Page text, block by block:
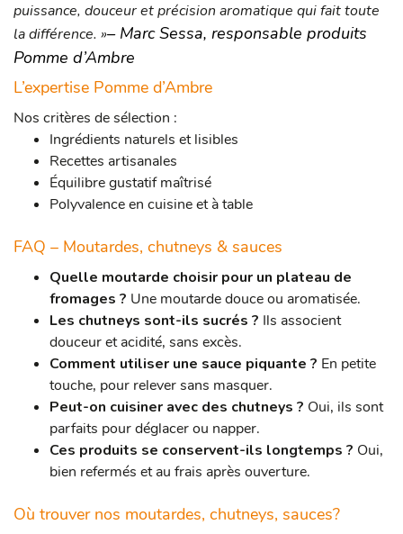
puissance, douceur et précision aromatique qui fait toute
la différence. »– Marc Sessa, responsable produits
Pomme d’Ambre
L’expertise Pomme d’Ambre
Nos critères de sélection :
Ingrédients naturels et lisibles
Recettes artisanales
Équilibre gustatif maîtrisé
Polyvalence en cuisine et à table
FAQ – Moutardes, chutneys & sauces
Quelle moutarde choisir pour un plateau de
fromages ? Une moutarde douce ou aromatisée.
Les chutneys sont-ils sucrés ? Ils associent
douceur et acidité, sans excès.
Comment utiliser une sauce piquante ? En petite
touche, pour relever sans masquer.
Peut-on cuisiner avec des chutneys ? Oui, ils sont
parfaits pour déglacer ou napper.
Ces produits se conservent-ils longtemps ? Oui,
bien refermés et au frais après ouverture.
Où trouver nos moutardes, chutneys, sauces?